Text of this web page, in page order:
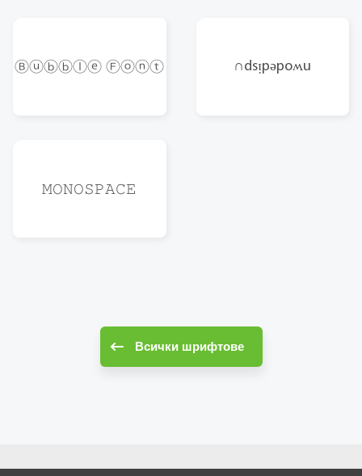
Ⓑⓤⓑⓑⓛⓔ Ⓕⓞⓝⓣ
𝙼𝙾𝙽𝙾𝚂𝙿𝙰𝙲𝙴
∩dsᴉpǝpoʍu
Всички шрифтове